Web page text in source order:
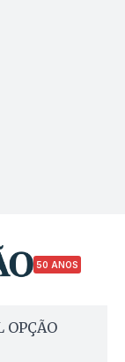
50 ANOS
OPÇÃO